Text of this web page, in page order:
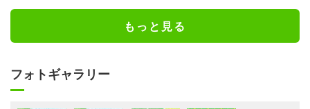
もっと見る
フォトギャラリー